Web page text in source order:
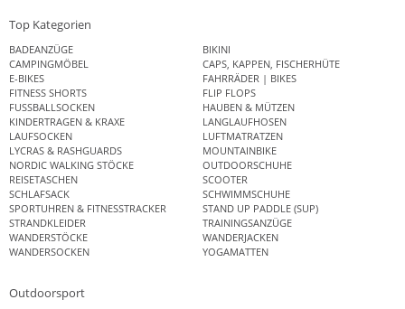
Top Kategorien
BADEANZÜGE
BIKINI
CAMPINGMÖBEL
CAPS, KAPPEN, FISCHERHÜTE
E-BIKES
FAHRRÄDER | BIKES
FITNESS SHORTS
FLIP FLOPS
FUSSBALLSOCKEN
HAUBEN & MÜTZEN
KINDERTRAGEN & KRAXE
LANGLAUFHOSEN
LAUFSOCKEN
LUFTMATRATZEN
LYCRAS & RASHGUARDS
MOUNTAINBIKE
NORDIC WALKING STÖCKE
OUTDOORSCHUHE
REISETASCHEN
SCOOTER
SCHLAFSACK
SCHWIMMSCHUHE
SPORTUHREN & FITNESSTRACKER
STAND UP PADDLE (SUP)
STRANDKLEIDER
TRAININGSANZÜGE
WANDERSTÖCKE
WANDERJACKEN
WANDERSOCKEN
YOGAMATTEN
Outdoorsport